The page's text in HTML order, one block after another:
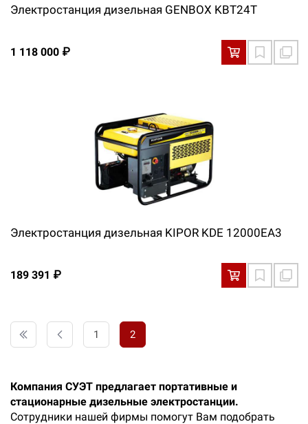
Электростанция дизельная GENBOX KBT24T
1 118 000 ₽
Электростанция дизельная KIPOR KDE 12000EA3
189 391 ₽
1 2
Компания СУЭТ предлагает портативные и
стационарные дизельные электростанции.
Сотрудники нашей фирмы помогут Вам подобрать